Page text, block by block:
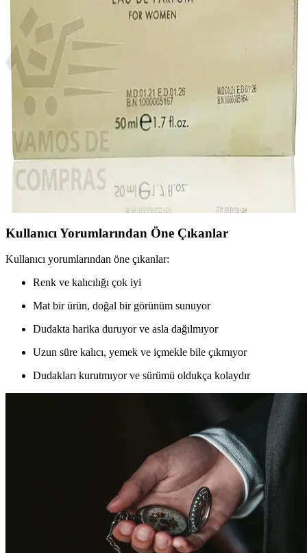
Farmasi Stick Allık 02 Play: Doğal ve Çekici Bir
Gülümseme İçin Mükemmel Seçenek
Farmasi'nin Stick Allık 02 Play, pratik uygulaması ve doğal pembe
tonu ile yüz hatlarını belirginleştirir, sağlıklı parlaklık sağlar, günlük
ve özel günler için ideal, yüksek pigmentasyon ve kolay dağılım
sunar.
Farmasi Sensational Ürün İncelemesi ve Kozmetik
Ölçü Birimleri Dönüşümü Rehberi
Farmasi Sensational ürünü hakkında doğrudan bilgi bulunmamakla
birlikte, kozmetik ürünlerde metrik dönüşüm araçlarının kullanımı ve
ölçü birimlerinin doğru anlaşılması önemlidir.
Kullanıcı Yorumlarından Öne Çıkanlar
Kullanıcı yorumlarından öne çıkanlar:
Renk ve kalıcılığı çok iyi
Mat bir ürün, doğal bir görünüm sunuyor
Dudakta harika duruyor ve asla dağılmıyor
Uzun süre kalıcı, yemek ve içmekle bile çıkmıyor
Dudakları kurutmıyor ve sürümü oldukça kolaydır